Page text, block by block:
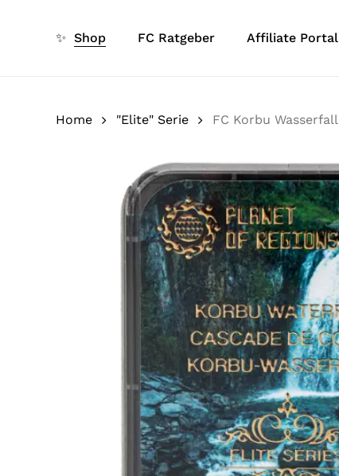
✨ Shop FC Ratgeber Affiliate Portal
Home "Elite" Serie FC Korbu